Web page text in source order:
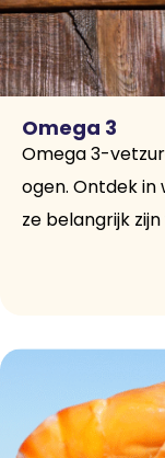
Omega 3
Omega 3-
ogen. Ontdek
ze belangrijk zijn